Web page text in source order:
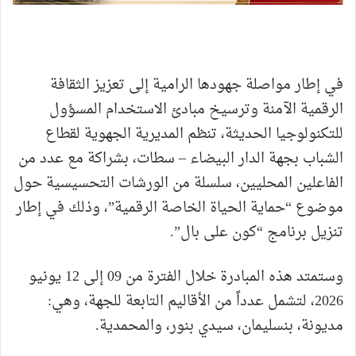
في إطار مواصلة جهودها الرامية إلى تعزيز الثقافة
الرقمية الآمنة وترسيخ مبادئ الاستخدام المسؤول
للتكنولوجيا الحديثة، تنظم المديرية الجهوية لقطاع
الشباب بجهة الدار البيضاء – سطات، بشراكة مع عدد من
الفاعلين المحليين، سلسلة من الورشات التحسيسية حول
موضوع “حماية الحياة الخاصة الرقمية”، وذلك في إطار
تنزيل برنامج “كون على بال”.
وستمتد هذه المبادرة خلال الفترة من 09 إلى 12 يونيو
2026، لتشمل عدداً من الأقاليم التابعة للجهة، وهي:
مديونة، بنسليمان، سيدي بنور، والمحمدية.